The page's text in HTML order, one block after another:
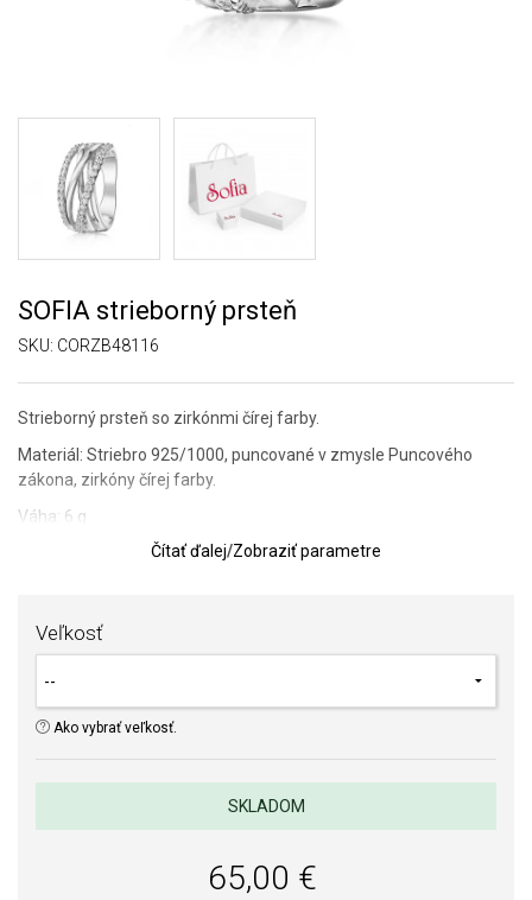
SOFIA strieborný prsteň
SKU: CORZB48116
Strieborný prsteň so zirkónmi čírej farby.
Materiál: Striebro 925/1000, puncované v zmysle Puncového
zákona, zirkóny čírej farby.
Váha: 6 g
Pomôcka na určenie veľkosti prsteňa
úprava a osadenie akostných kameňov a perál spĺňa náročné
Čítať ďalej/Zobraziť parametre
Veľkosť
Ako vybrať veľkosť.
SKLADOM
65,00 €